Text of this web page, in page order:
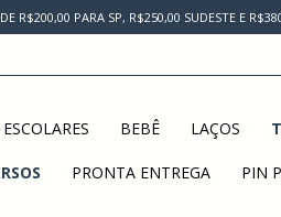
R$200,00 PARA SP, R$250,00 SUDESTE E
BEBÊ LAÇOS
PRONTA ENTREGA PIN